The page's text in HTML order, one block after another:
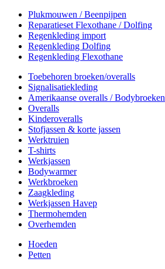
Plukmouwen / Beenpijpen
Reparatieset Flexothane / Dolfing
Regenkleding import
Regenkleding Dolfing
Regenkleding Flexothane
Toebehoren broeken/overalls
Signalisatiekleding
Amerikaanse overalls / Bodybroeken
Overalls
Kinderoveralls
Stofjassen & korte jassen
Werktruien
T-shirts
Werkjassen
Bodywarmer
Werkbroeken
Zaagkleding
Werkjassen Havep
Thermohemden
Overhemden
Hoeden
Petten